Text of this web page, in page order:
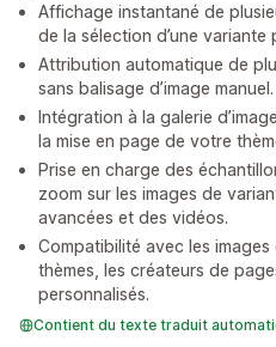
Affichage instantané de
de la sélection d’une
Attribution automatique de
sans balisage d’image manuel.
Intégration à la galerie
la mise en page de votre
Prise en charge des
zoom sur les images de
avancées et des vidéos.
Compatibilité avec les
thèmes, les créateurs de
personnalisés.
Contient du texte traduit